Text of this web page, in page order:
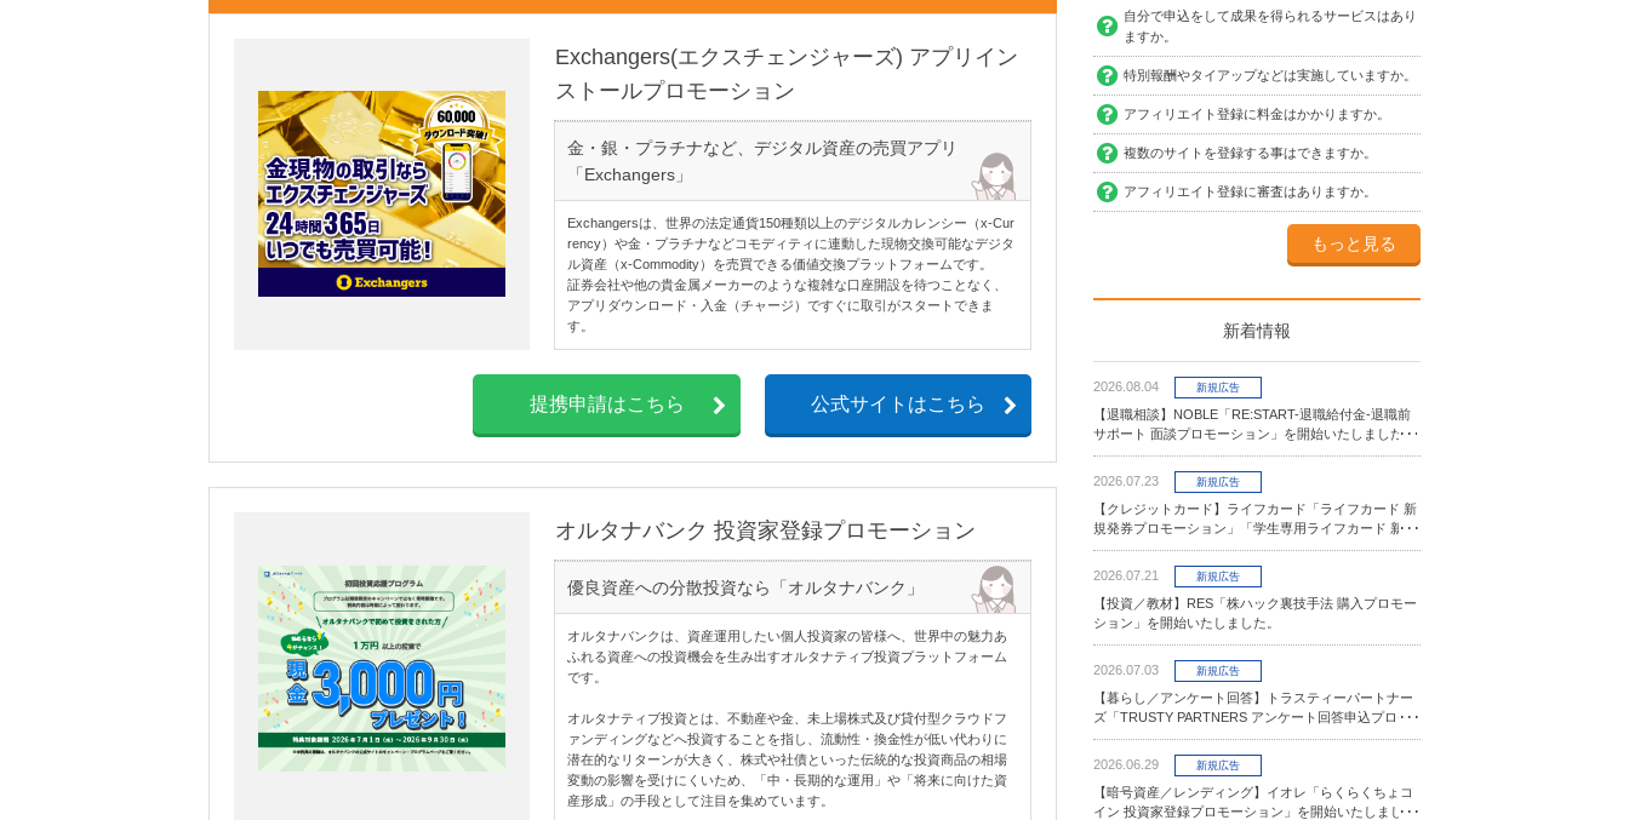
Exchangers(エクスチェンジャーズ) アプリイン
ストールプロモーション
金・銀・プラチナなど、デジタル資産の売買アプリ
「Exchangers」
Exchangersは、世界の法定通貨150種類以上のデジタルカレンシー（x-Cur
rency）や金・プラチナなどコモディティに連動した現物交換可能なデジタ
ル資産（x-Commodity）を売買できる価値交換プラットフォームです。
証券会社や他の貴金属メーカーのような複雑な口座開設を待つことなく、
アプリダウンロード・入金（チャージ）ですぐに取引がスタートできま
す。
提携申請はこちら 公式サイトはこちら
オルタナバンク 投資家登録プロモーション
優良資産への分散投資なら「オルタナバンク」
オルタナバンクは、資産運用したい個人投資家の皆様へ、世界中の魅力あ
ふれる資産への投資機会を生み出すオルタナティブ投資プラットフォーム
です。
オルタナティブ投資とは、不動産や金、未上場株式及び貸付型クラウドフ
ァンディングなどへ投資することを指し、流動性・換金性が低い代わりに
潜在的なリターンが大きく、株式や社債といった伝統的な投資商品の相場
変動の影響を受けにくいため、「中・長期的な運用」や「将来に向けた資
産形成」の手段として注目を集めています。
自分で申込をして成果を得られるサービスはあり
ますか。
特別報酬やタイアップなどは実施していますか。
アフィリエイト登録に料金はかかりますか。
複数のサイトを登録する事はできますか。
アフィリエイト登録に審査はありますか。
もっと見る
新着情報
2026.08.04 新規広告
【退職相談】NOBLE「RE:START-退職給付金-退職前
サポート 面談プロモーション」を開始いたしました。
2026.07.23 新規広告
【クレジットカード】ライフカード「ライフカード 新
規発券プロモーション」「学生専用ライフカード 新規
発券プロモーション」を開始いたしました。
2026.07.21
新規広告
【投資／教材】RES「株ハック裏技手法 購入プロモー
ション」を開始いたしました。
2026.07.03 新規広告
【暮らし／アンケート回答】トラスティーパートナー
ズ「TRUSTY PARTNERS アンケート回答申込プロモ
ーション」を開始いたしました。
2026.06.29
新規広告
【暗号資産／レンディング】イオレ「らくらくちょコ
イン 投資家登録プロモーション」を開始いたしまし